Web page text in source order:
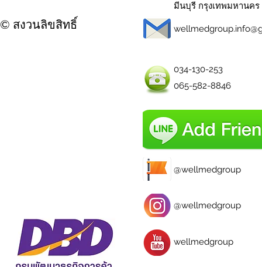
มีนบุรี กรุงเทพมหานคร
© สงวนลิขสิทธิ์
034-130-253
065-582-8846
@wellmedgroup
@wellmedgroup
wellmedgroup